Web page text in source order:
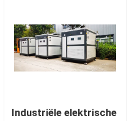
Industriële elektrische